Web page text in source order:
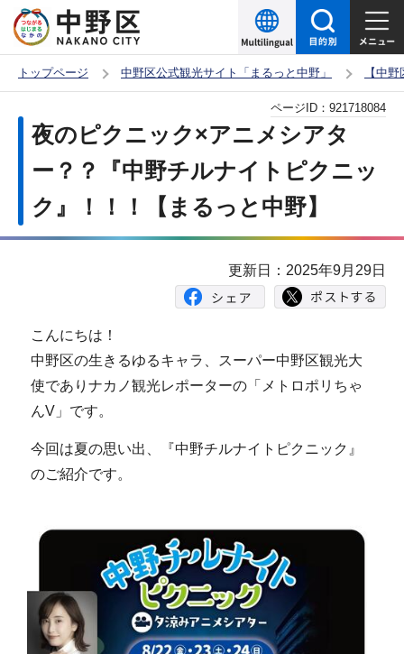
の
ー
す
トップページ 中野区公式観光サイト「まるっと中野」 【中
夜のピクニック×アニメシアタ
ー？？『中野チルナイトピクニッ
ク』！！！【まるっと中野】
ページID： 921718084
更新日：2025年9月29日
こんにちは！
中野区の生きるゆるキャラ、スーパー中野区観光大
使でありナカノ観光レポーターの「メトロポリちゃ
んV」です。
今回は夏の思い出、『中野チルナイトピクニック』
のご紹介です。